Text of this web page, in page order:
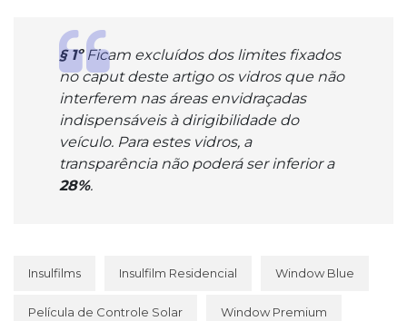
§ 1ºFicam excluídos dos limites fixados
no caput deste artigo os vidros que não
interferem nas áreas envidraçadas
indispensáveis à dirigibilidade do
veículo. Para estes vidros, a
transparência não poderá ser inferior a
28%.
Insulfilms Insulfilm Residencial Window Blue
Película de Controle Solar Window Premium